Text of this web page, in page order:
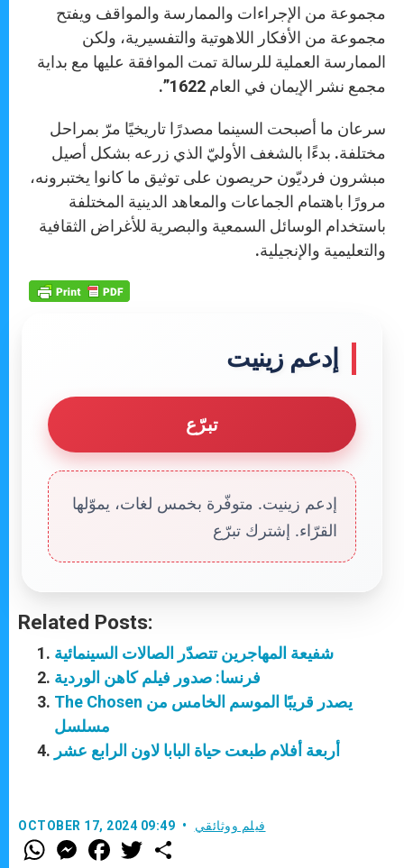
مجموعة من الإجراءات والممارسة والمواقف ويفتح
مجموعة من الأفكار اللاهوتية والتفسيرية، ولكن
الممارسة العملية للرسالة تمت الموافقة عليها مع بداية
مجمع نشر الإيمان في العام 1622”.
سرعان ما أصبحت السينما مصدرًا تاريخيًا مرّ بمراحل
مختلفة. بدءًا بالشغف الأوليّ الذي زرعه بشكل أصيل
مبشرون فرديّون حريصون على توثيق ما كانوا يختبرونه،
مرورًا باهتمام الجماعات والمعاهد الدينية المختلفة
باستخدام الوسائل السمعية والبصرية للأغراض الثقافية
والتعليمية والإنجيلية.
إدعم زينيت
تبرّع
إدعم زينيت. متوفّرة بخمس لغات، يموّلها
القرّاء. إشترك تبرّع
Related Posts:
شفيعة المهاجرين تتصدّر الصالات السينمائية
فرنسا: صدور فيلم كاهن الوردية
The Chosen يصدر قريبًا الموسم الخامس من
مسلسل
أربعة أفلام طبعت حياة البابا لاون الرابع عشر
OCTOBER 17, 2024 09:49 فيلم ووثائقي
W
h
M
e
F
a
T
w